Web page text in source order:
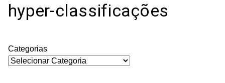
hyper-classificações
Categorias